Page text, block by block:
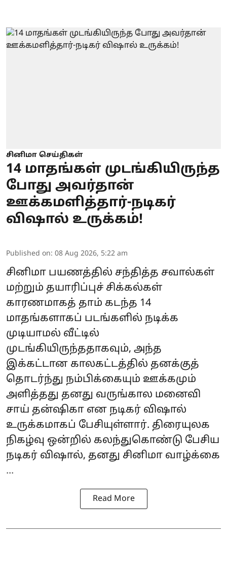
சினிமா செய்திகள்
14 மாதங்கள் முடங்கியிருந்த
போது அவர்தான்
ஊக்கமளித்தார்-நடிகர்
விஷால் உருக்கம்!
Published on: 08 Aug 2026, 5:22 am
சினிமா பயணத்தில் சந்தித்த சவால்கள்
மற்றும் தயாரிப்புச் சிக்கல்கள்
காரணமாகத் தாம் கடந்த 14
மாதங்களாகப் படங்களில் நடிக்க
முடியாமல் வீட்டில்
முடங்கியிருந்ததாகவும், அந்த
இக்கட்டான காலகட்டத்தில் தனக்குத்
தொடர்ந்து நம்பிக்கையும் ஊக்கமும்
அளித்தது தனது வருங்கால மனைவி
சாய் தன்ஷிகா என நடிகர் விஷால்
உருக்கமாகப் பேசியுள்ளார். திரையுலக
நிகழ்வு ஒன்றில் கலந்துகொண்டு பேசிய
நடிகர் விஷால், தனது சினிமா வாழ்க்கை
...
Read More